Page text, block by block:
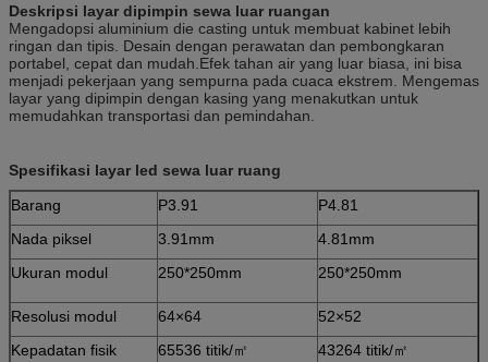
Deskripsi layar dipimpin sewa luar ruangan
Mengadopsi aluminium die casting untuk membuat kabinet lebih
ringan dan tipis. Desain dengan perawatan dan pembongkaran
portabel, cepat dan mudah.Efek tahan air yang luar biasa, ini bisa
menjadi pekerjaan yang sempurna pada cuaca ekstrem. Mengemas
layar yang dipimpin dengan kasing yang menakutkan untuk
memudahkan transportasi dan pemindahan.
Spesifikasi layar led sewa luar ruang
Barang
P3.91
P4.81
Nada piksel
3.91mm
4.81mm
Ukuran modul
250*250mm 250*250mm
Resolusi modul 64×64
52×52
Kepadatan fisik
65536 titik/㎡
43264 titik/㎡